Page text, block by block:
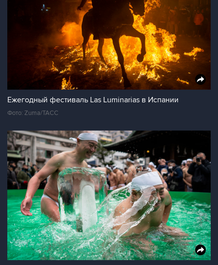
Ежегодный фестиваль Las Luminarias в Испании
Фото: Zuma/ТАСС